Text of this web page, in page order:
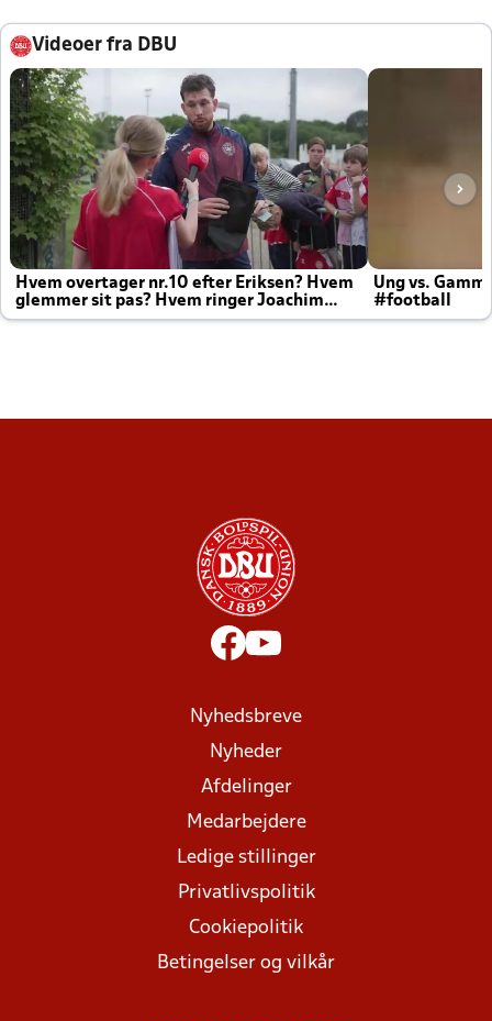
Videoer fra DBU
Hvem overtager nr.10 efter Eriksen? Hvem
glemmer sit pas? Hvem ringer Joachim
altid til efter kampe?
Ung vs.
#football
Nyhedsbreve
Nyheder
Afdelinger
Medarbejdere
Ledige stillinger
Privatlivspolitik
Cookiepolitik
Betingelser og vilkår